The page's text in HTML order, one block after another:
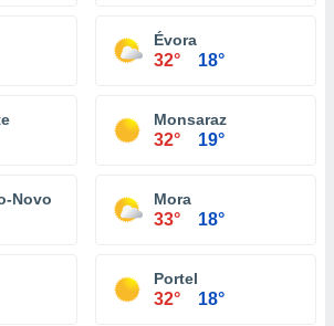
Évora
32° 18°
Monsaraz
32° 19°
Novo Mora
33° 18°
Portel
32° 18°